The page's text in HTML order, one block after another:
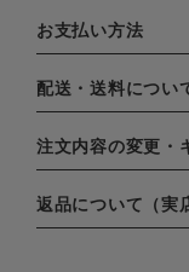
お支払い方法
下記お支払い方法よ
・クレジットカー
EXPRESS,Diners
・amazonペイメン
・楽天ペイ
・PayPay
配送・送料につい
配達業者：日本郵便
北海道：1,400円
注文内容の変更・
ご注文日当日から
ンセルは可能です。
返品について（実